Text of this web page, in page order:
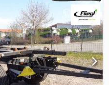
Rs Amrjrf * SAF Achsen *
vorbehalten